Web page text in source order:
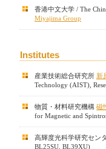
香港中文大学 / The
Miyajima Group
Institutes
産業技術総合研究所 新
Technology (AIST),
物質・材料研究機構 磁
for Magnetic and
高輝度光科学研究セン
BL25SU, BL39XU)